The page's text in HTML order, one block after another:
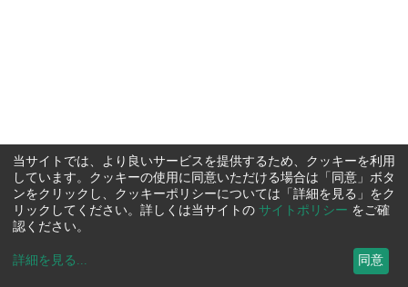
当サイトでは、より良いサービスを提供するため、クッキーを利用
しています。クッキーの使用に同意いただける場合は「同意」ボタ
ンをクリックし、クッキーポリシーについては「詳細を見る」をク
リックしてください。詳しくは当サイトの サイトポリシー をご確
認ください。
詳細を見る ... 同意